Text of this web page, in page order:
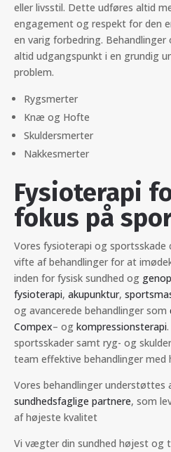
eller livsstil. Dette udføres altid
engagement og respekt for den
en varig forbedring.
altid udgangspunkt i en grundig
problem.
Rygsmerter
Knæ og Hofte
Skuldersmerter
Nakkesmerter
Fysioterapi
fokus på
Vores fysioterapi og sportsskade
vifte af behandlinger for at
inden for fysisk sundhed og
fysioterapi, akupunktur,
og avancerede behandlinger som
Compex– og kompressionsterapi
sportsskader samt ryg- og
team effektive behandlinger med
Vores behandlinger
sundhedsfaglige partnere, som
af højeste kvalitet
Vi vægter din sundhed højest og